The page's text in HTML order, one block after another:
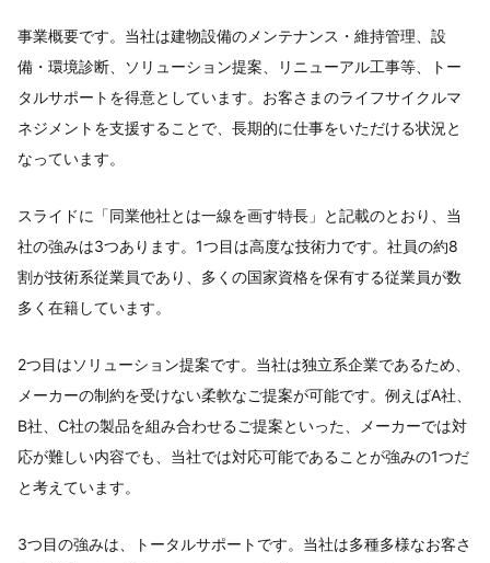
事業概要です。当社は建物設備のメンテナンス・維持管理、設
備・環境診断、ソリューション提案、リニューアル工事等、トー
タルサポートを得意としています。お客さまのライフサイクルマ
ネジメントを支援することで、長期的に仕事をいただける状況と
なっています。
スライドに「同業他社とは一線を画す特長」と記載のとおり、当
社の強みは3つあります。1つ目は高度な技術力です。社員の約8
割が技術系従業員であり、多くの国家資格を保有する従業員が数
多く在籍しています。
2つ目はソリューション提案です。当社は独立系企業であるため、
メーカーの制約を受けない柔軟なご提案が可能です。例えばA社、
B社、C社の製品を組み合わせるご提案といった、メーカーでは対
応が難しい内容でも、当社では対応可能であることが強みの1つだ
と考えています。
3つ目の強みは、トータルサポートです。当社は多種多様なお客さ